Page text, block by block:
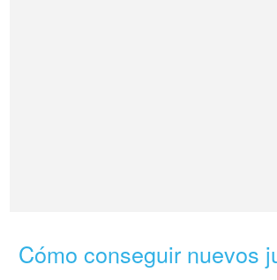
Cómo conseguir nuevos